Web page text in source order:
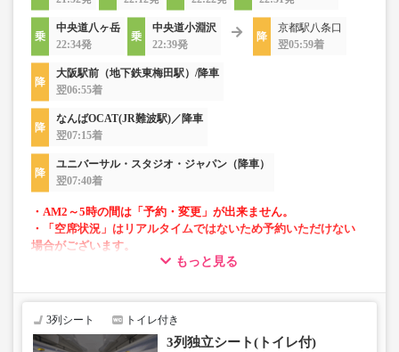
中央道八ヶ岳
22:34発
中央道小淵沢
22:39発
京都駅八条口
翌05:59着
大阪駅前（地下鉄東梅田駅）/降車
翌06:55着
なんばOCAT(JR難波駅)／降車
翌07:15着
ユニバーサル・スタジオ・ジャパン（降車）
翌07:40着
・AM2～5時の間は「予約・変更」が出来ません。
・「空席状況」はリアルタイムではないため予約いただけない
場合がございます。
・車両は予告なく変更となる場合がございます。これに伴い、
じめご了承ください。
もっと見る
3列シート トイレ付き
3列独立シート(トイレ付)